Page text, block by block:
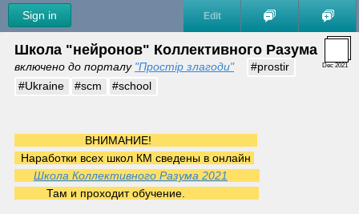
Sign in Edit
Dec 2021
Школа "нейронов" Коллективного Разума
включено до порталу "Простір злагоди"
#prostir
#Ukraine
#scm #school
                      ВНИМАНИЕ!
  Наработки всех школ КМ сведены в онлайн
Школа Коллективного Разума 2021
          Там и проходит обучение.